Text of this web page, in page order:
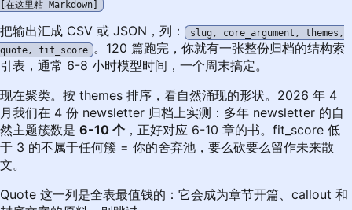
把输出汇成 CSV 或 JSON，列：
slug, core_argument, themes,
quote, fit_score 。120 篇跑完，你就有一张整份归档的结构索
引表，通常 6-8 小时模型时间，一个周末搞定。
现在聚类。按 themes 排序，看自然涌现的形状。2026 年 4
月我们在 4 份 newsletter 归档上实测：多年 newsletter 的自
然主题簇数是 6-10 个 ，正好对应 6-10 章的书。fit_score 低
于 3 的不属于任何簇 = 你的舍弃池，要么砍要么留作未来散
文。
Quote 这一列是全表最值钱的：它会成为章节开篇、callout 和